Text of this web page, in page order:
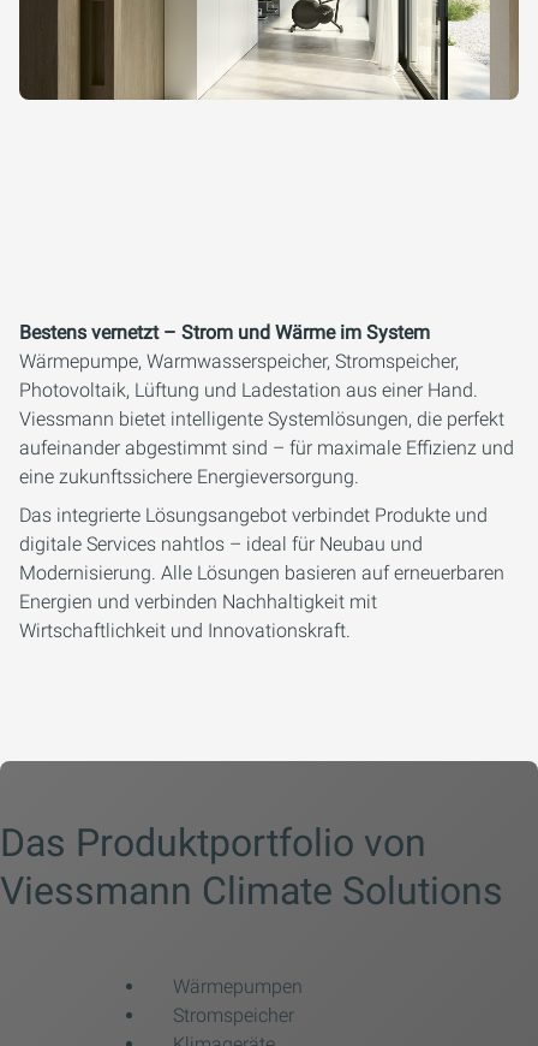
Bestens vernetzt – Strom und Wärme im System
Wärmepumpe, Warmwasserspeicher, Stromspeicher,
Photovoltaik, Lüftung und Ladestation aus einer Hand.
Viessmann bietet intelligente Systemlösungen, die perfekt
aufeinander abgestimmt sind – für maximale Effizienz und
eine zukunftssichere Energieversorgung.
Das integrierte Lösungsangebot verbindet Produkte und
digitale Services nahtlos – ideal für Neubau und
Modernisierung. Alle Lösungen basieren auf erneuerbaren
Energien und verbinden Nachhaltigkeit mit
Wirtschaftlichkeit und Innovationskraft.
Das Produktportfolio von
Viessmann Climate Solutions
Wärmepumpen
Stromspeicher